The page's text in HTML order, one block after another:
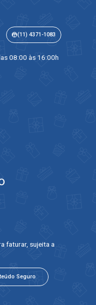
(11) 4371-1083
08:00 às 16:00h
faturar, sujeita a
Seguro